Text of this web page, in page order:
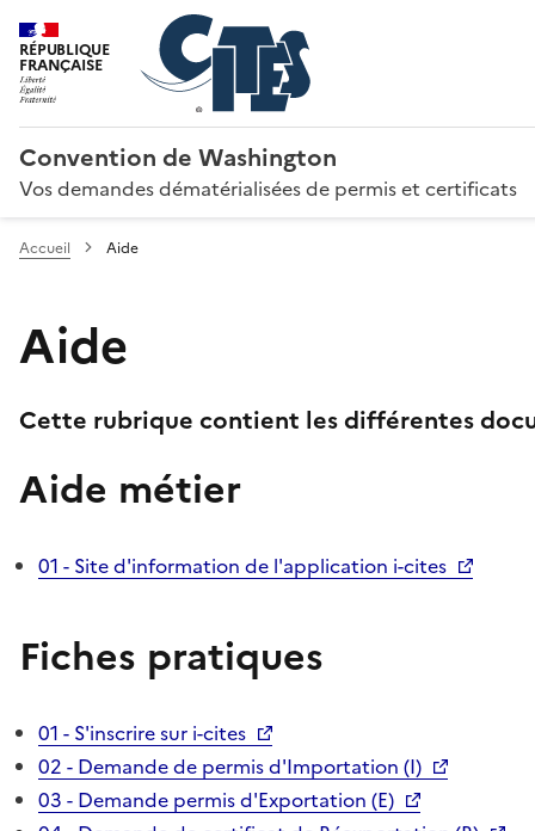
RÉPUBLIQUE
FRANÇAISE
Convention de Washington
Vos demandes dématérialisées de permis et certificats
Accueil Aide
Aide
Cette rubrique contient les différentes
Aide métier
01 - Site d'information de l'application i-cites
Fiches pratiques
01 - S'inscrire sur i-cites
02 - Demande de permis d'Importation (I)
03 - Demande permis d'Exportation (E)